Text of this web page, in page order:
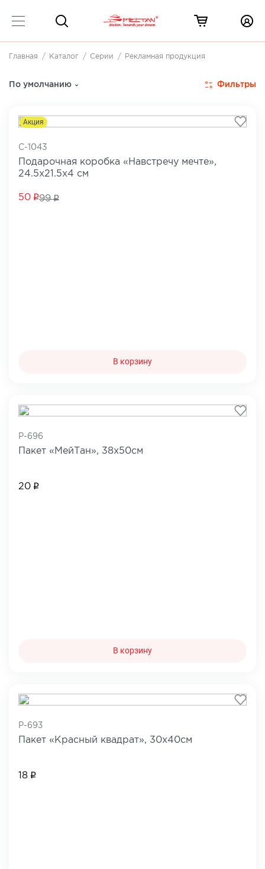
Главная Каталог Серии Рекламная продукция
По умолчанию Фильтры
Акция
C-1043
Подарочная коробка «Навстречу мечте»,
24.5х21.5х4 см
50 99
В корзину
P-696
Пакет «МейТан», 38х50см
20
В корзину
P-693
Пакет «Красный квадрат», 30х40см
18